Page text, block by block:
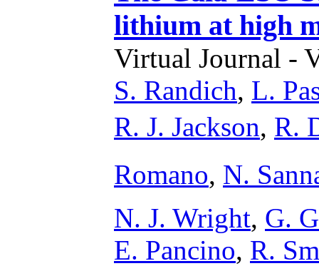
lithium at high
Virtual Journal -
S. Randich, L.
R. J. Jackson, R.
Romano, N.
N. J. Wright, G.
E. Pancino, R.